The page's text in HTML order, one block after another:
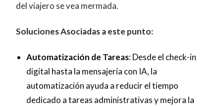
del viajero se vea mermada.
Soluciones Asociadas a este punto:
Automatización de Tareas: Desde el check-in
digital hasta la mensajería con IA, la
automatización ayuda a reducir el tiempo
dedicado a tareas administrativas y mejora la